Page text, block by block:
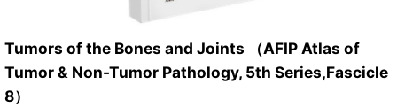
Tumors of the Bones and Joints （AFIP Atlas of
Tumor & Non-Tumor Pathology, 5th Series,Fascicle
8）